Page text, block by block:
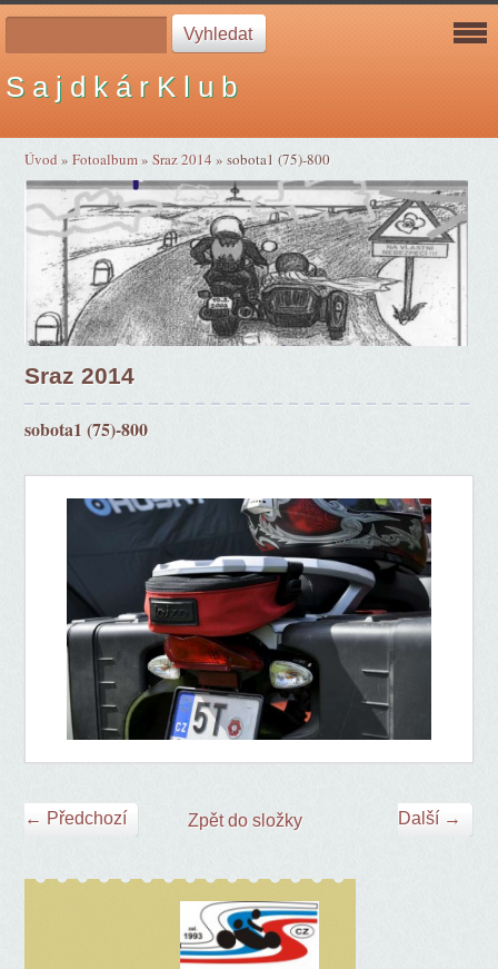
S a j d k á r K l u b
Úvod »Fotoalbum»Sraz 2014»sobota1 (75)-800
Sraz 2014
sobota1 (75)-800
← Předchozí Další →
Zpět do složky